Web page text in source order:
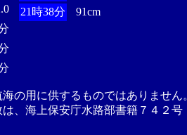
21時38分
91cm
の用に供するものではありませ
、海上保安庁水路部書籍７４２